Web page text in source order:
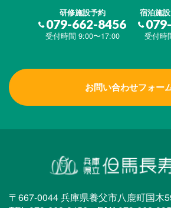
研修施設予約
079-662-8456
受付時間 9:00〜17:00
宿泊施
受付時
お問い合わせフォー
〒667-0044 兵庫県養父市八鹿町国木